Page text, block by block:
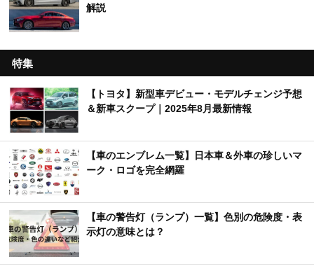
解説
特集
【トヨタ】新型車デビュー・モデルチェンジ予想
＆新車スクープ｜2025年8月最新情報
【車のエンブレム一覧】日本車＆外車の珍しいマ
ーク・ロゴを完全網羅
【車の警告灯（ランプ）一覧】色別の危険度・表
示灯の意味とは？